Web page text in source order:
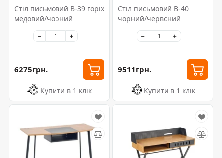
Стіл письмовий B-39 горіх
медовий/чорний
6275грн.
Купити в 1 клік
Стіл письмовий B-40
чорний/червоний
9511грн.
Купити в 1 клік